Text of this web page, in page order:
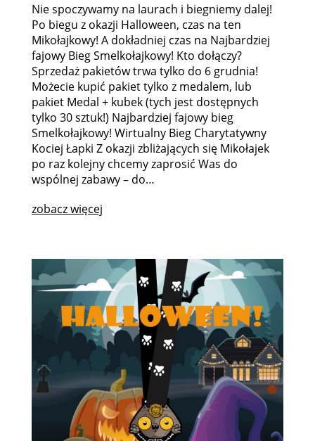
Nie spoczywamy na laurach i biegniemy dalej!
Po biegu z okazji Halloween, czas na ten
Mikołajkowy! A dokładniej czas na Najbardziej
fajowy Bieg Smelkołajkowy! Kto dołączy?
Sprzedaż pakietów trwa tylko do 6 grudnia!
Możecie kupić pakiet tylko z medalem, lub
pakiet Medal + kubek (tych jest dostępnych
tylko 30 sztuk!) Najbardziej fajowy bieg
Smelkołajkowy! Wirtualny Bieg Charytatywny
Kociej Łapki Z okazji zbliżających się Mikołajek
po raz kolejny chcemy zaprosić Was do
wspólnej zabawy – do…
zobacz więcej